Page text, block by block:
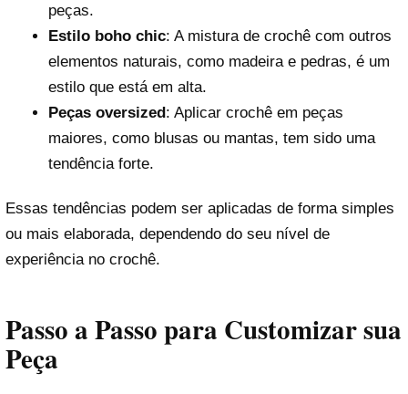
peças.
Estilo boho chic: A mistura de crochê com outros
elementos naturais, como madeira e pedras, é um
estilo que está em alta.
Peças oversized: Aplicar crochê em peças
maiores, como blusas ou mantas, tem sido uma
tendência forte.
Essas tendências podem ser aplicadas de forma simples
ou mais elaborada, dependendo do seu nível de
experiência no crochê.
Passo a Passo para Customizar sua
Peça